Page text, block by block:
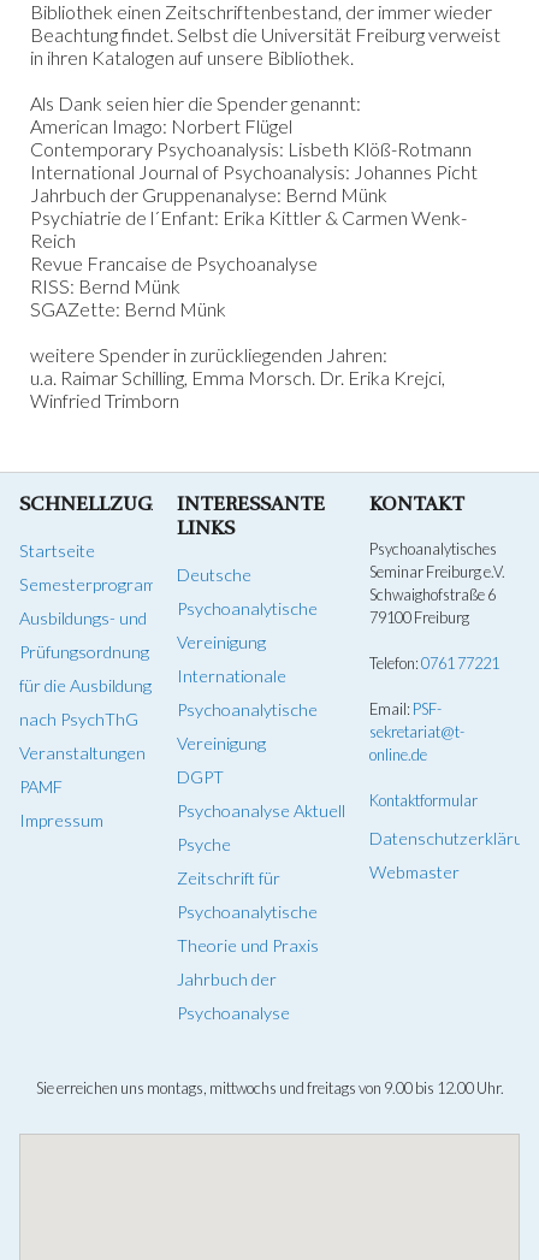
Bibliothek einen Zeitschriftenbestand, der immer wieder
Beachtung findet. Selbst die Universität Freiburg verweist
in ihren Katalogen auf unsere Bibliothek.
Als Dank seien hier die Spender genannt:
American Imago: Norbert Flügel
Contemporary Psychoanalysis: Lisbeth Klöß-Rotmann
International Journal of Psychoanalysis: Johannes Picht
Jahrbuch der Gruppenanalyse: Bernd Münk
Psychiatrie de l´Enfant: Erika Kittler & Carmen Wenk-
Reich
Revue Francaise de Psychoanalyse
RISS: Bernd Münk
SGAZette: Bernd Münk
weitere Spender in zurückliegenden Jahren:
u.a. Raimar Schilling, Emma Morsch. Dr. Erika Krejci,
Winfried Trimborn
SCHNELLZUGANG
Startseite
Semesterprogramm
Ausbildungs- und
Prüfungsordnung
für die Ausbildung
nach PsychThG
Veranstaltungen
PAMF
Impressum
INTERESSANTE
LINKS
Deutsche
Psychoanalytische
Vereinigung
Internationale
Psychoanalytische
Vereinigung
DGPT
Psychoanalyse Aktuell
Psyche
Zeitschrift für
Psychoanalytische
Theorie und Praxis
Jahrbuch der
Psychoanalyse
KONTAKT
Psychoanalytisches
Seminar Freiburg e.V.
Schwaighofstraße 6
79100 Freiburg
Telefon:0761 77221
Email: PSF-
sekretariat@t-
online.de
Kontaktformular
Webmaster
Sie erreichen uns montags, mittwochs und freitags von 9.00 bis 12.00 Uhr.